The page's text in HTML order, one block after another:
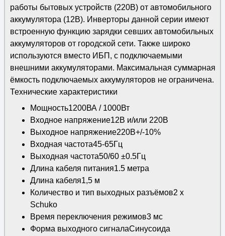
работы бытовых устройств (220В) от автомобильного
аккумулятора (12В). Инверторы данной серии имеют
встроенную функцию зарядки севших автомобильных
аккумуляторов от городской сети. Также широко
используются вместо ИБП, с подключаемыми
внешними аккумуляторами. Максимальная суммарная
ёмкость подключаемых аккумуляторов не ограничена.
Технические характеристики
Мощность1200ВА / 1000Вт
Входное напряжение12В и/или 220В
Выходное напряжение220В+/-10%
Входная частота45-65Гц
Выходная частота50/60 ±0.5Гц
Длина кабеля питания1.5 метра
Длина кабеля1,5 м
Количество и тип выходных разъёмов2 х
Schuko
Время переключения режимов3 мс
Форма выходного сигналаСинусоида